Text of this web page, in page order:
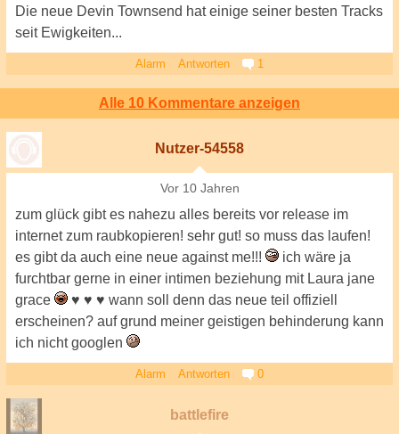
Die neue Devin Townsend hat einige seiner besten Tracks
seit Ewigkeiten...
Alarm Antworten 1
Alle 10 Kommentare anzeigen
Nutzer-54558
Vor 10 Jahren
zum glück gibt es nahezu alles bereits vor release im
internet zum raubkopieren! sehr gut! so muss das laufen!
es gibt da auch eine neue against me!!!
ich wäre ja
furchtbar gerne in einer intimen beziehung mit Laura jane
grace
♥ ♥ ♥ wann soll denn das neue teil offiziell
erscheinen? auf grund meiner geistigen behinderung kann
ich nicht googlen
Alarm Antworten 0
battlefire